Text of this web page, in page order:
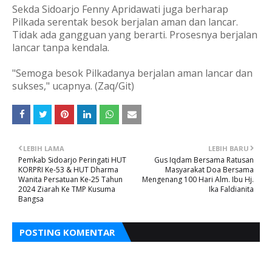
Sekda Sidoarjo Fenny Apridawati juga berharap
Pilkada serentak besok berjalan aman dan lancar.
Tidak ada gangguan yang berarti. Prosesnya berjalan
lancar tanpa kendala.
"Semoga besok Pilkadanya berjalan aman lancar dan
sukses," ucapnya. (Zaq/Git)
LEBIH BARU
Gus Iqdam Bersama Ratusan
Masyarakat Doa Bersama
Mengenang 100 Hari Alm. Ibu Hj.
Ika Faldianita
LEBIH LAMA
Pemkab Sidoarjo Peringati HUT
KORPRI Ke-53 & HUT Dharma
Wanita Persatuan Ke-25 Tahun
2024 Ziarah Ke TMP Kusuma
Bangsa
POSTING KOMENTAR